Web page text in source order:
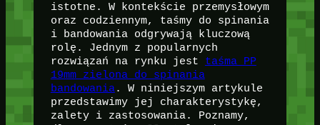
istotne. W kontekście przemysłowym
oraz codziennym, taśmy do spinania
i bandowania odgrywają kluczową
rolę. Jednym z popularnych
rozwiązań na rynku jest taśma PP
19mm zielona do spinania
bandowania. W niniejszym artykule
przedstawimy jej charakterystykę,
zalety i zastosowania. Poznamy,